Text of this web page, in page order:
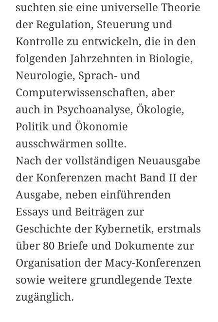
suchten sie eine universelle Theorie
der Regulation, Steuerung und
Kontrolle zu entwickeln, die in den
folgenden Jahrzehnten in Biologie,
Neurologie, Sprach- und
Computerwissenschaften, aber
auch in Psychoanalyse, Ökologie,
Politik und Ökonomie
ausschwärmen sollte.
Nach der vollständigen Neuausgabe
der Konferenzen macht Band II der
Ausgabe, neben einführenden
Essays und Beiträgen zur
Geschichte der Kybernetik, erstmals
über 80 Briefe und Dokumente zur
Organisation der Macy-Konferenzen
sowie weitere grundlegende Texte
zugänglich.